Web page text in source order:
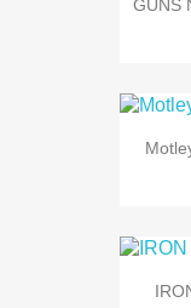
GUNS